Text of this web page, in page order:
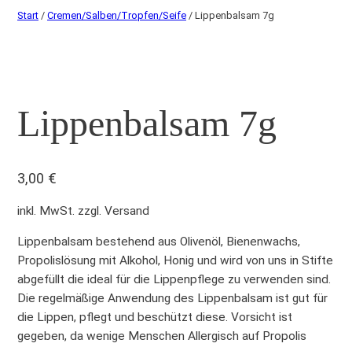
Start / Cremen/Salben/Tropfen/Seife / Lippenbalsam 7g
Lippenbalsam 7g
3,00 €
inkl. MwSt. zzgl. Versand
Lippenbalsam bestehend aus Olivenöl, Bienenwachs,
Propolislösung mit Alkohol, Honig und wird von uns in Stifte
abgefüllt die ideal für die Lippenpflege zu verwenden sind.
Die regelmäßige Anwendung des Lippenbalsam ist gut für
die Lippen, pflegt und beschützt diese. Vorsicht ist
gegeben, da wenige Menschen Allergisch auf Propolis